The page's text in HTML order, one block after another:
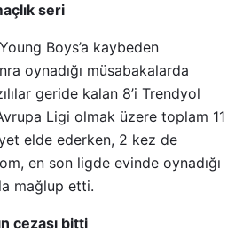
seri
Boys’a kaybeden
oynadığı müsabakalarda
geride kalan 8’i Trendyol
Ligi olmak üzere toplam 11
elde ederken, 2 kez de
en son ligde evinde oynadığı
mağlup etti.
cezası bitti